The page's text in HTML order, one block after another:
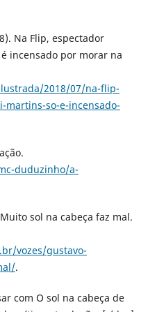
Na Flip, espectador
incensado por morar na
2018/07/na-flip-
martins-so-e-incensado-
duduzinho/a-
sol na cabeça faz mal.
vozes/gustavo-
.
com O sol na cabeça de